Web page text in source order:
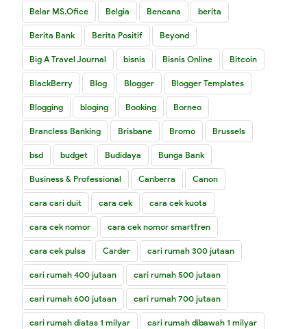
Belar MS.Ofice Belgia Bencana berita
Berita Bank Berita Positif Beyond
Big A Travel Journal bisnis Bisnis Online Bitcoin
BlackBerry Blog Blogger Blogger Templates
Blogging bloging Booking Borneo
Brancless Banking Brisbane Bromo Brussels
bsd budget Budidaya Bunga Bank
Business & Professional Canberra Canon
cara cari duit cara cek cara cek kuota
cara cek nomor cara cek nomor smartfren
cara cek pulsa Carder cari rumah 300 jutaan
cari rumah 400 jutaan cari rumah 500 jutaan
cari rumah 600 jutaan cari rumah 700 jutaan
cari rumah diatas 1 milyar cari rumah dibawah 1 milyar